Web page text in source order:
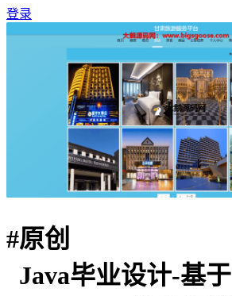
登录
#原创
Java毕业设计-基于